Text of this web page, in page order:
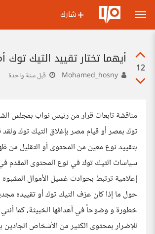
شارك
12
أيهما تختار تقييد التيك توك
قبل سنة واحدة
توك بمصر أو قيام مصر بإغلاق التيك توك
بتقييد نوع معين من المحتوى أو التقليل من
سياسات التيك توك في نوع المحتوى المقدم
إعلامية ترتبط بحوادث غسيل الأموال
حول ما إذا كان عزف التيك توك أو تقييده
خطورة و وضوحاً في أهدافها الخبيثة، كما